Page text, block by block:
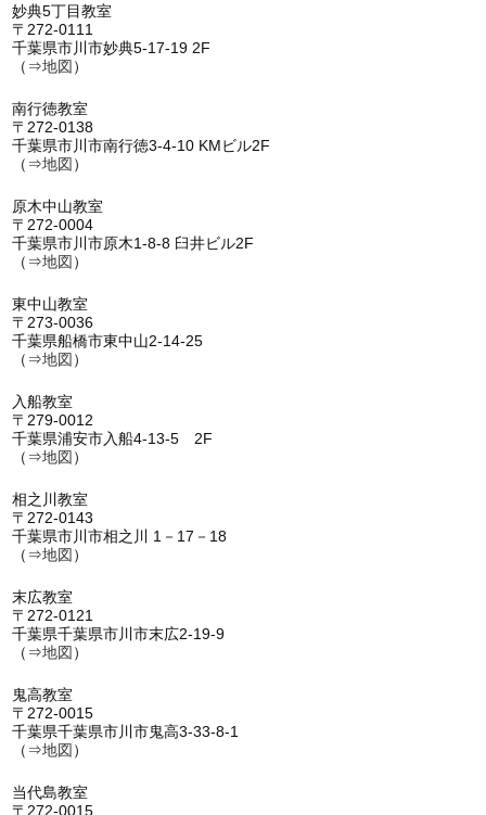
妙典5丁目教室
〒272-0111
千葉県市川市妙典5-17-19 2F
（⇒地図 ）
南行徳教室
〒272-0138
千葉県市川市南行徳3-4-10 KMビル2F
（⇒地図 ）
原木中山教室
〒272-0004
千葉県市川市原木1-8-8 臼井ビル2F
（⇒地図 ）
東中山教室
〒273-0036
千葉県船橋市東中山2-14-25
（⇒地図 ）
入船教室
〒279-0012
千葉県浦安市入船4-13-5 2F
（⇒地図 ）
相之川教室
〒272-0143
千葉県市川市相之川 1－17－18
（⇒地図 ）
末広教室
〒272-0121
千葉県千葉県市川市末広2-19-9
（⇒地図 ）
鬼高教室
〒272-0015
千葉県千葉県市川市鬼高3-33-8-1
（⇒地図 ）
当代島教室
〒272-0015